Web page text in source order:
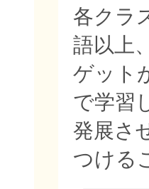
各クラ
語以上
ゲット
で学習
発展さ
つける